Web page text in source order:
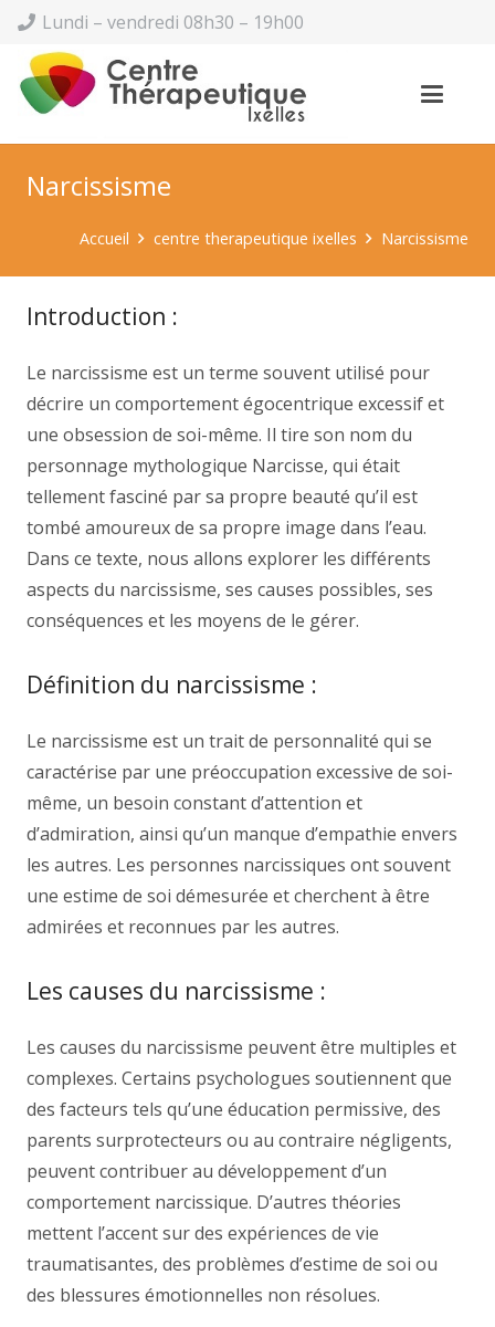
Lundi – vendredi 08h30 – 19h00
Narcissisme
Accueil centre therapeutique ixelles Narcissisme
Introduction :
Le narcissisme est un terme souvent utilisé pour
décrire un comportement égocentrique excessif et
une obsession de soi-même. Il tire son nom du
personnage mythologique Narcisse, qui était
tellement fasciné par sa propre beauté qu’il est
tombé amoureux de sa propre image dans l’eau.
Dans ce texte, nous allons explorer les différents
aspects du narcissisme, ses causes possibles, ses
conséquences et les moyens de le gérer.
Définition du narcissisme :
Le narcissisme est un trait de personnalité qui se
caractérise par une préoccupation excessive de soi-
même, un besoin constant d’attention et
d’admiration, ainsi qu’un manque d’empathie envers
les autres. Les personnes narcissiques ont souvent
une estime de soi démesurée et cherchent à être
admirées et reconnues par les autres.
Les causes du narcissisme :
Les causes du narcissisme peuvent être multiples et
complexes. Certains psychologues soutiennent que
des facteurs tels qu’une éducation permissive, des
parents surprotecteurs ou au contraire négligents,
peuvent contribuer au développement d’un
comportement narcissique. D’autres théories
mettent l’accent sur des expériences de vie
traumatisantes, des problèmes d’estime de soi ou
des blessures émotionnelles non résolues.